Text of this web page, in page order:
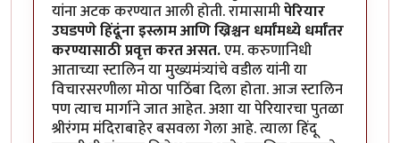
यांना अटक करण्यात आली होती. रामासामीपेरियार
उघडपणे हिंदूंना इस्लाम आणि ख्रिश्चन धर्मांमध्ये धर्मांतर
करण्यासाठी प्रवृत्त करत असत.एम. करुणानिधी
आताच्या स्टालिन या मुख्यमंत्र्यांचे वडील यांनी या
विचारसरणीला मोठा पाठिंबा दिला होता. आज स्टालिन
पण त्याच मार्गाने जात आहेत. अशा या पेरियारचा पुतळा
श्रीरंगम मंदिराबाहेर बसवला गेला आहे. त्याला हिंदू